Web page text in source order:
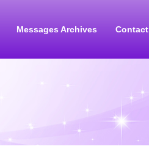
Messages Archives Contact